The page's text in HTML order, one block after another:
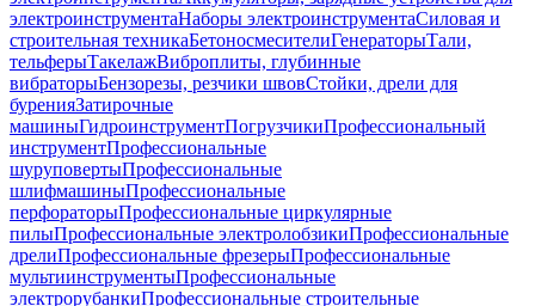
электроинструментаНаборы электроинструментаСиловая и
строительная техникаБетоносмесителиГенераторыТали,
тельферыТакелажВиброплиты, глубинные
вибраторыБензорезы, резчики швовСтойки, дрели для
буренияЗатирочные
машиныГидроинструментПогрузчикиПрофессиональный
инструментПрофессиональные
шуруповертыПрофессиональные
шлифмашиныПрофессиональные
перфораторыПрофессиональные циркулярные
пилыПрофессиональные электролобзикиПрофессиональные
дрелиПрофессиональные фрезерыПрофессиональные
мультиинструментыПрофессиональные
электрорубанкиПрофессиональные строительные